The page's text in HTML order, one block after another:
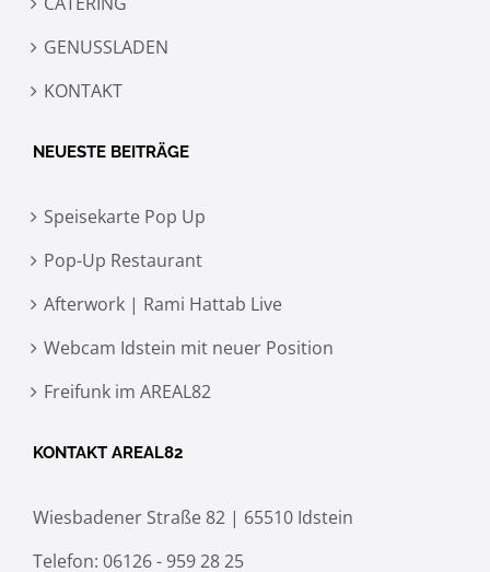
GENUSSLADEN
KONTAKT
NEUESTE BEITRÄGE
Speisekarte Pop Up
Pop-Up Restaurant
Afterwork | Rami Hattab Live
Webcam Idstein mit neuer Position
Freifunk im AREAL82
KONTAKT AREAL82
Wiesbadener Straße 82 | 65510 Idstein
Telefon: 06126 - 959 28 25